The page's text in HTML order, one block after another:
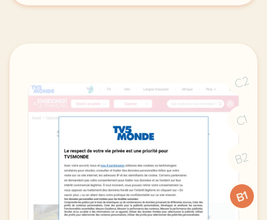
C2
C1
B2
B1